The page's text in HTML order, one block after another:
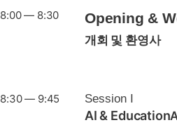
8:00 — 8:30 Opening &
개회 및 환영사
8:30 — 9:45 Session I
AI & Education